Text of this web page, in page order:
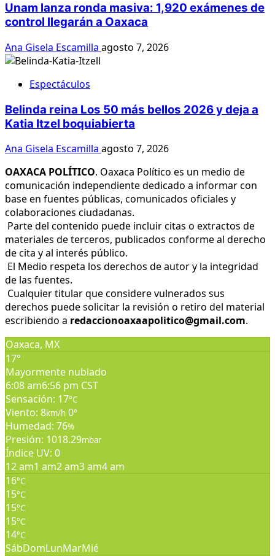
Unam lanza ronda masiva: 1,920 exámenes de
control llegarán a Oaxaca
Ana Gisela Escamilla agosto 7, 2026
Espectáculos
Belinda reina Los 50 más bellos 2026 y deja a
Katia Itzel boquiabierta
Ana Gisela Escamilla agosto 7, 2026
OAXACA POLÍTICO. Oaxaca Político es un medio de
comunicación independiente dedicado a informar con
base en fuentes públicas, comunicados oficiales y
colaboraciones ciudadanas.
Parte del contenido puede incluir citas o extractos de
materiales de terceros, publicados conforme al derecho
de cita y al interés público.
El Medio respeta los derechos de autor y la integridad
de las fuentes.
Cualquier titular que considere vulnerados sus
derechos puede solicitar la revisión o retiro del material
escribiendo a redaccionoaxaapolitico@gmail.com.
Oaxaca, MX
17°
Mayormente nublado
6:08 am6:56 pm CST
Sensación: 17°C
Viento: 8km/h 0°
Humedad: 76%
Presión: 1018.29mbar
Índice UV: 0
12 am1 am2 am3 am4 am
16°C
15°C
15°C
15°C
14°C
SábDomLunMarMié